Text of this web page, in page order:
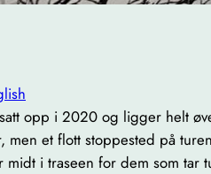
opp i 2020 og ligger helt
men et flott stoppested på turen
midt i traseen for dem som tar